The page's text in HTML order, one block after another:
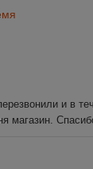
и в
магазин.